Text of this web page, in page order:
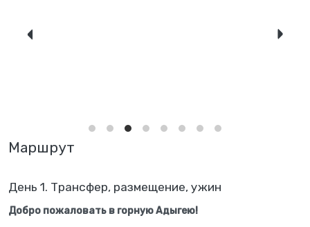
Маршрут
День 1. Трансфер, размещение, ужин
Добро пожаловать в горную Адыгею!